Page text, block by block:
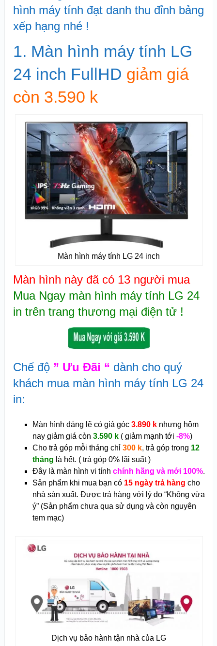
hình máy tính đạt danh thu đỉnh bảng
xếp hạng nhé !
1. Màn hình máy tính LG
24 inch FullHD giảm giá
còn 3.590 k
Màn hình máy tính LG 24 inch
Màn hình này đã có 13 người mua
Mua Ngay màn hình máy tính LG 24
in trên trang thương mại điện tử !
Chế độ ” Ưu Đãi “ dành cho quý
khách mua màn hình máy tính LG 24
in:
Màn hình đáng lẽ có giá góc 3.890 knhưng hôm
nay giảm giá còn 3.590 k( giảm mạnh tới -8%)
Cho trả góp mỗi tháng chỉ 300 k, trả góp trong 12
tháng là hết. ( trả góp 0% lãi suất )
Đây là màn hình vi tính chính hãng và mới 100%.
Sản phẩm khi mua bạn có 15 ngày trả hàng cho
nhà sản xuất. Được trả hàng với lý do “Không vừa
ý” (Sản phẩm chưa qua sử dụng và còn nguyên
tem mạc)
Dịch vụ bảo hành tận nhà của LG